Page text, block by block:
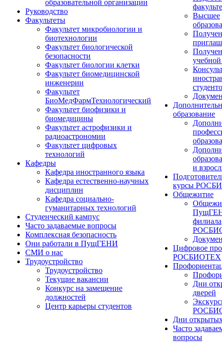
образовательной организации
Руководство
Факультеты
Факультет микробиологии и
биотехнологии
Факультет биологической
безопасности
Факультет биологии клетки
Факультет биомедицинской
инженерии
Факультет
БиоМедФармТехнологический
Факультет биофизики и
биомедицины
Факультет астрофизики и
радиоастрономии
Факультет цифровых
технологий
Кафедры
Кафедра иностранного языка
Кафедра естественно-научных
дисциплин
Кафедра социально-
гуманитарных технологий
Студенческий кампус
Часто задаваемые вопросы
Комплексная безопасность
Они работали в ПущГЕНИ
СМИ о нас
Трудоустройство
Трудоустройство
Текущие вакансии
Конкурс на замещение
должностей
Центр карьеры студентов
Высшее
образование
и
курсы
Общежитие
филиала
Цифровое
РОСБИОТЕХ
Дни
дверей
Дни
Часто
вопросы